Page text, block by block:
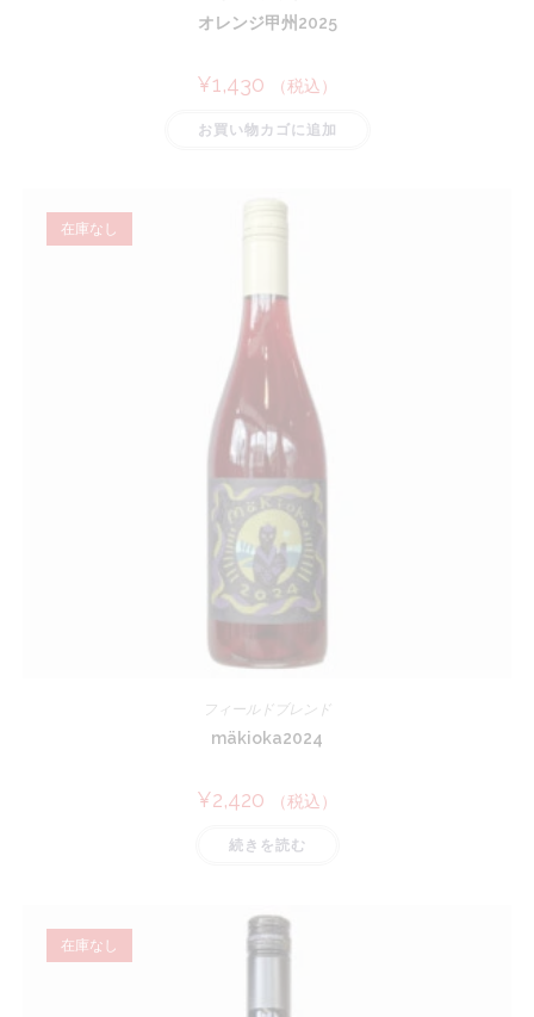
オレンジ甲州2025
¥1,430 （税込）
お買い物カゴに追加
在庫なし
フィールドブレンド
mäkioka2024
¥2,420 （税込）
続きを読む
在庫なし